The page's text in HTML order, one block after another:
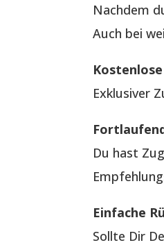
Nachdem
Auch bei
Exklusiver
Du hast
Einfache
Sollte Dir